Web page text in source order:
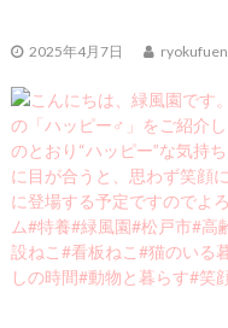
2025年4月7日 ryokufuen